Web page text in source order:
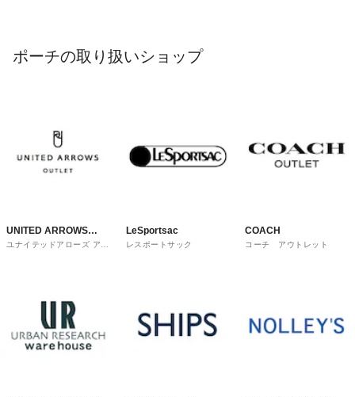
ポーチの取り扱いショップ
UNITED ARROWS
OUTLET
ユナイテッドアローズ アウ
LeSportsac
レスポートサック
COACH
コーチ アウトレット